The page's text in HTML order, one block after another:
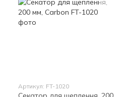
Артикул: FT-1020